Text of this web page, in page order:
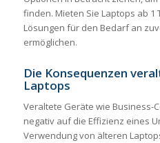
finden. Mieten Sie Laptops ab
Lösungen für den Bedarf an
ermöglichen.
Die Konsequenzen
Laptops
Veraltete Geräte wie Business-
negativ auf die Effizienz eines
Verwendung von älteren